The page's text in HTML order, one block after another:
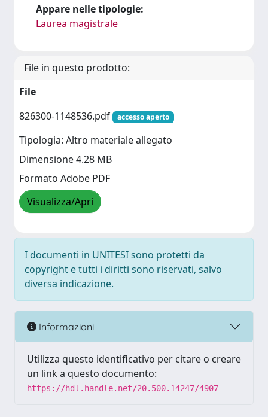
Appare nelle tipologie:
Laurea magistrale
File in questo prodotto:
File
826300-1148536.pdf
accesso aperto
Tipologia: Altro materiale allegato
Dimensione 4.28 MB
Formato Adobe PDF
Visualizza/Apri
I documenti in UNITESI sono protetti da
copyright e tutti i diritti sono riservati, salvo
diversa indicazione.
Informazioni
Utilizza questo identificativo per citare o creare
un link a questo documento:
https://hdl.handle.net/20.500.14247/4907